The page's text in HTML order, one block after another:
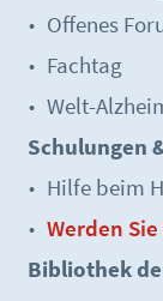
Offenes
Fachtag
Welt-
Schulungen
Hilfe beim
Werden
Bibliothek